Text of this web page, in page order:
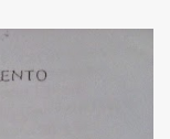
olhos
mostrai-nos
ó piedosa, ó